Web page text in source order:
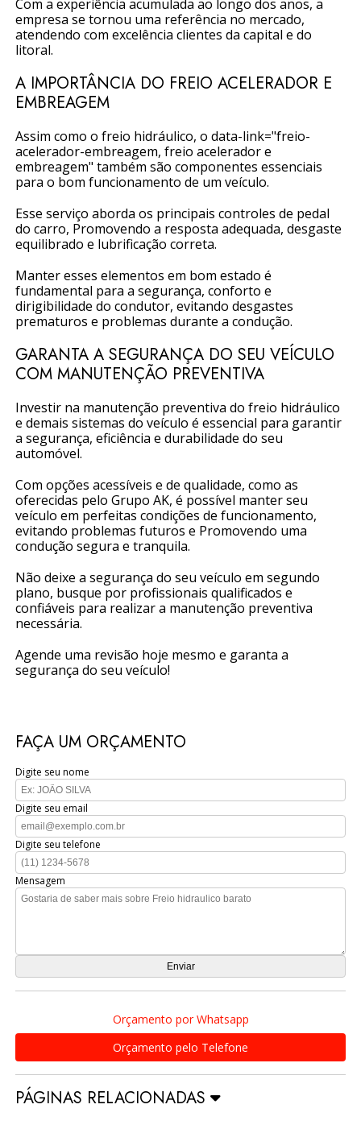
Com a experiência acumulada ao longo dos anos, a
empresa se tornou uma referência no mercado,
atendendo com excelência clientes da capital e do
litoral.
A IMPORTÂNCIA DO FREIO ACELERADOR E
EMBREAGEM
Assim como o freio hidráulico, o data-link="freio-
acelerador-embreagem, freio acelerador e
embreagem" também são componentes essenciais
para o bom funcionamento de um veículo.
Esse serviço aborda os principais controles de pedal
do carro, Promovendo a resposta adequada, desgaste
equilibrado e lubrificação correta.
Manter esses elementos em bom estado é
fundamental para a segurança, conforto e
dirigibilidade do condutor, evitando desgastes
prematuros e problemas durante a condução.
GARANTA A SEGURANÇA DO SEU VEÍCULO
COM MANUTENÇÃO PREVENTIVA
Investir na manutenção preventiva do freio hidráulico
e demais sistemas do veículo é essencial para garantir
a segurança, eficiência e durabilidade do seu
automóvel.
Com opções acessíveis e de qualidade, como as
oferecidas pelo Grupo AK, é possível manter seu
veículo em perfeitas condições de funcionamento,
evitando problemas futuros e Promovendo uma
condução segura e tranquila.
Não deixe a segurança do seu veículo em segundo
plano, busque por profissionais qualificados e
confiáveis para realizar a manutenção preventiva
necessária.
Agende uma revisão hoje mesmo e garanta a
segurança do seu veículo!
FAÇA UM ORÇAMENTO
Digite seu nome
Digite seu email
Digite seu telefone
Mensagem
Orçamento por Whatsapp
Orçamento pelo Telefone
PÁGINAS RELACIONADAS